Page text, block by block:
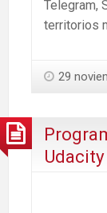
Telegram,
territorios
29